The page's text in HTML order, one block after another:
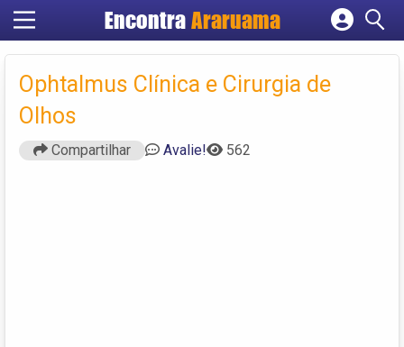
EncontraAraruama
Cadastrar empresa
Criar conta
Ophtalmus Clínica e Cirurgia de
Olhos
Compartilhar Avalie! 562